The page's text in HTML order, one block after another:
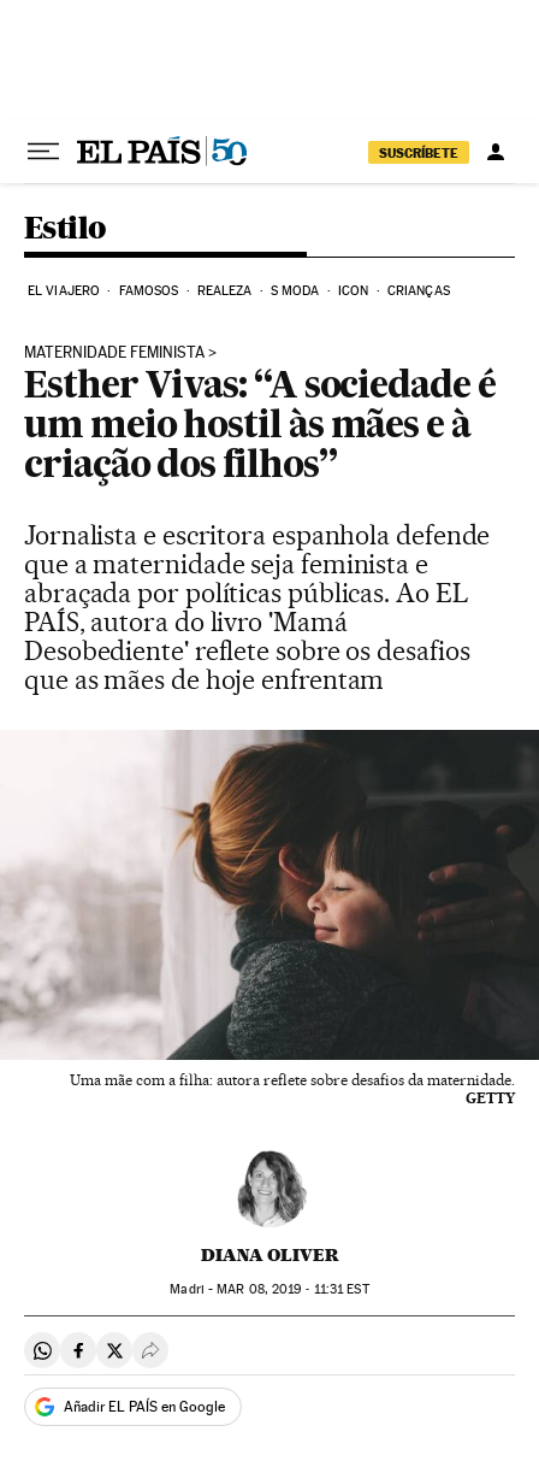
SUSCRÍBETE
Estilo
EL VIAJERO FAMOSOS REALEZA S MODA ICON CRIANÇAS
MATERNIDADE FEMINISTA
Esther Vivas: “A sociedade é
um meio hostil às mães e à
criação dos filhos”
Jornalista e escritora espanhola defende
que a maternidade seja feminista e
abraçada por políticas públicas. Ao EL
PAÍS, autora do livro 'Mamá
Desobediente' reflete sobre os desafios
que as mães de hoje enfrentam
Uma mãe com a filha: autora reflete sobre desafios da maternidade.
GETTY
DIANA OLIVER
Madri - MAR 08, 2019 - 11:31EST
Compartir en Whatsapp
Compartir en Facebook
Compartir en Twitter
Desplegar Redes Sociales
Añadir EL PAÍS en Google